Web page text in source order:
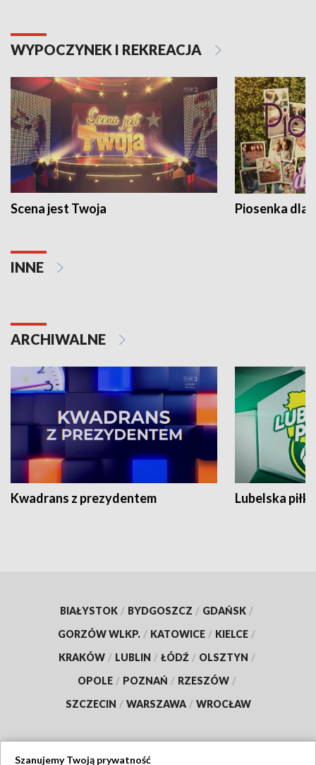
WYPOCZYNEK I REKREACJA
Scena jest Twoja Piosenka dla
INNE
ARCHIWALNE
Kwadrans z prezydentem Lubelska piłka
BIAŁYSTOK / BYDGOSZCZ / GDAŃSK /
GORZÓW WLKP. / KATOWICE / KIELCE /
KRAKÓW / LUBLIN / ŁÓDŹ / OLSZTYN /
OPOLE / POZNAŃ / RZESZÓW /
SZCZECIN / WARSZAWA / WROCŁAW
Szanujemy Twoją prywatność